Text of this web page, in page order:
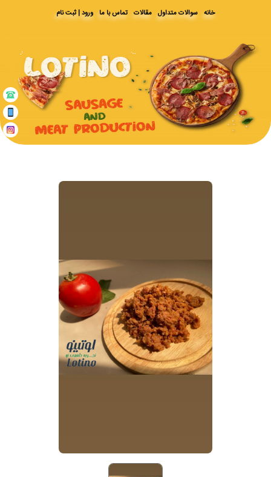
خانه سوالات متداول مقالات تماس با ما ورود | ثبت نام